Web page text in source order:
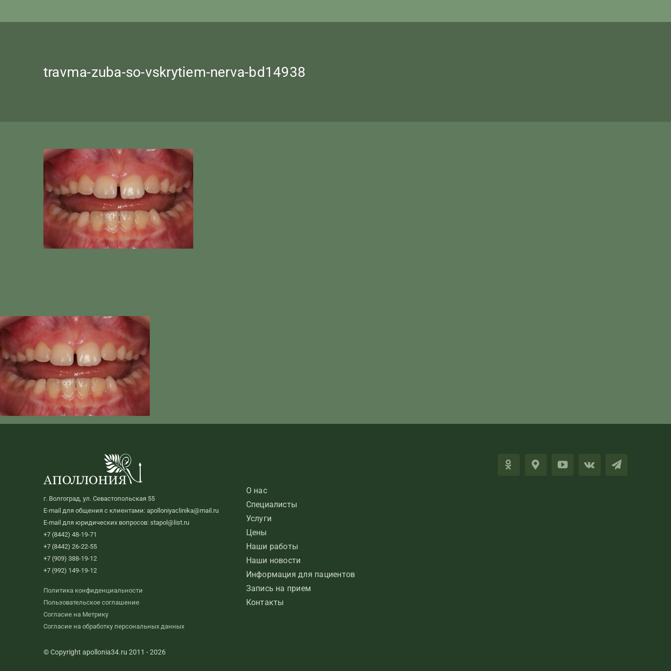
travma-zuba-so-vskrytiem-nerva-bd14938
г. Волгоград, ул. Севастопольская 55
E-mail для общения с клиентами: apolloniyaclinika@mail.ru
E-mail для юридических вопросов: stapol@list.ru
+7 (8442) 48-19-71
+7 (8442) 26-22-55
+7 (909) 388-19-12
+7 (992) 149-19-12
Политика конфиденциальности
Пользовательское соглашение
Согласие на Метрику
Согласие на обработку персональных данных
© Copyright apollonia34.ru 2011 - 2026
О нас
Специалисты
Услуги
Цены
Наши работы
Наши новости
Информация для пациентов
Запись на прием
Контакты